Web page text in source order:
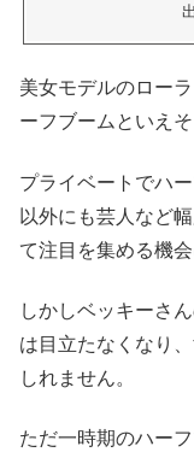
美女モデルのロー
ーフブームといえ
プライベートでハ
以外にも芸人など
て注目を集める機会
しかしベッキーさ
は目立たなくなり
しれません。
ただ一時期のハー